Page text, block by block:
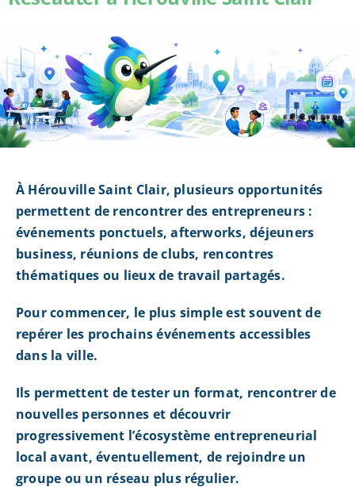
À Hérouville Saint Clair, plusieurs opportunités
permettent de rencontrer des entrepreneurs :
événements ponctuels, afterworks, déjeuners
business, réunions de clubs, rencontres
thématiques ou lieux de travail partagés.
Pour commencer, le plus simple est souvent de
repérer les prochains événements accessibles
dans la ville.
Ils permettent de tester un format, rencontrer de
nouvelles personnes et découvrir
progressivement l’écosystème entrepreneurial
local avant, éventuellement, de rejoindre un
groupe ou un réseau plus régulier.